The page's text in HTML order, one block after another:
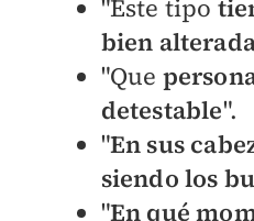
"Este tipo
bien
"Que
detestable".
"En sus
siendo los
"En qué